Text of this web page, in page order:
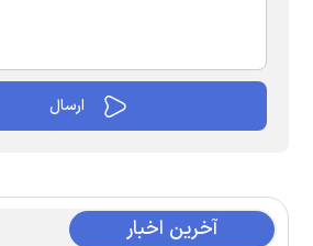
آخرین اخبار